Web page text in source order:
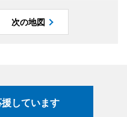
次の地図
しています